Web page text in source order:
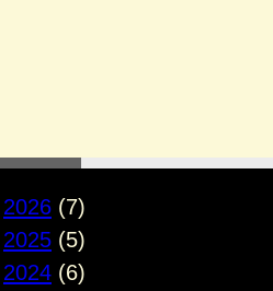
2026 (7)
2025 (5)
2024 (6)